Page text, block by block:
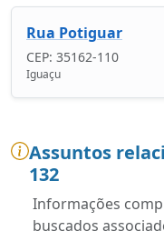
Rua Potiguar
CEP: 35162-110
Iguaçu
Assuntos
132
Informações
buscados